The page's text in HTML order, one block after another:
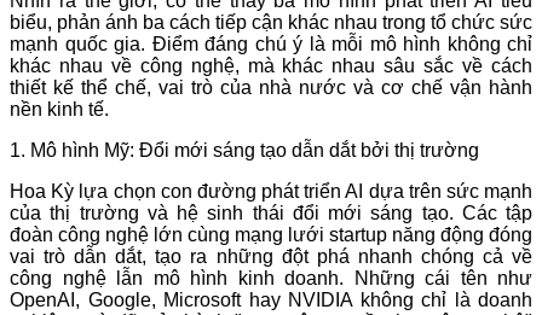
biểu, phản ánh ba cách tiếp cận khác nhau trong tổ chức sức
mạnh quốc gia. Điểm đáng chú ý là mỗi mô hình không chỉ
khác nhau về công nghệ, mà khác nhau sâu sắc về cách
thiết kế thể chế, vai trò của nhà nước và cơ chế vận hành
nền kinh tế.
1. Mô hình Mỹ: Đổi mới sáng tạo dẫn dắt bởi thị trường
Hoa Kỳ lựa chọn con đường phát triển AI dựa trên sức mạnh
của thị trường và hệ sinh thái đổi mới sáng tạo. Các tập
đoàn công nghệ lớn cùng mạng lưới startup năng động đóng
vai trò dẫn dắt, tạo ra những đột phá nhanh chóng cả về
công nghệ lẫn mô hình kinh doanh. Những cái tên như
OpenAI, Google, Microsoft hay NVIDIA không chỉ là doanh